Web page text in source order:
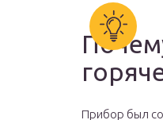
Прибор был